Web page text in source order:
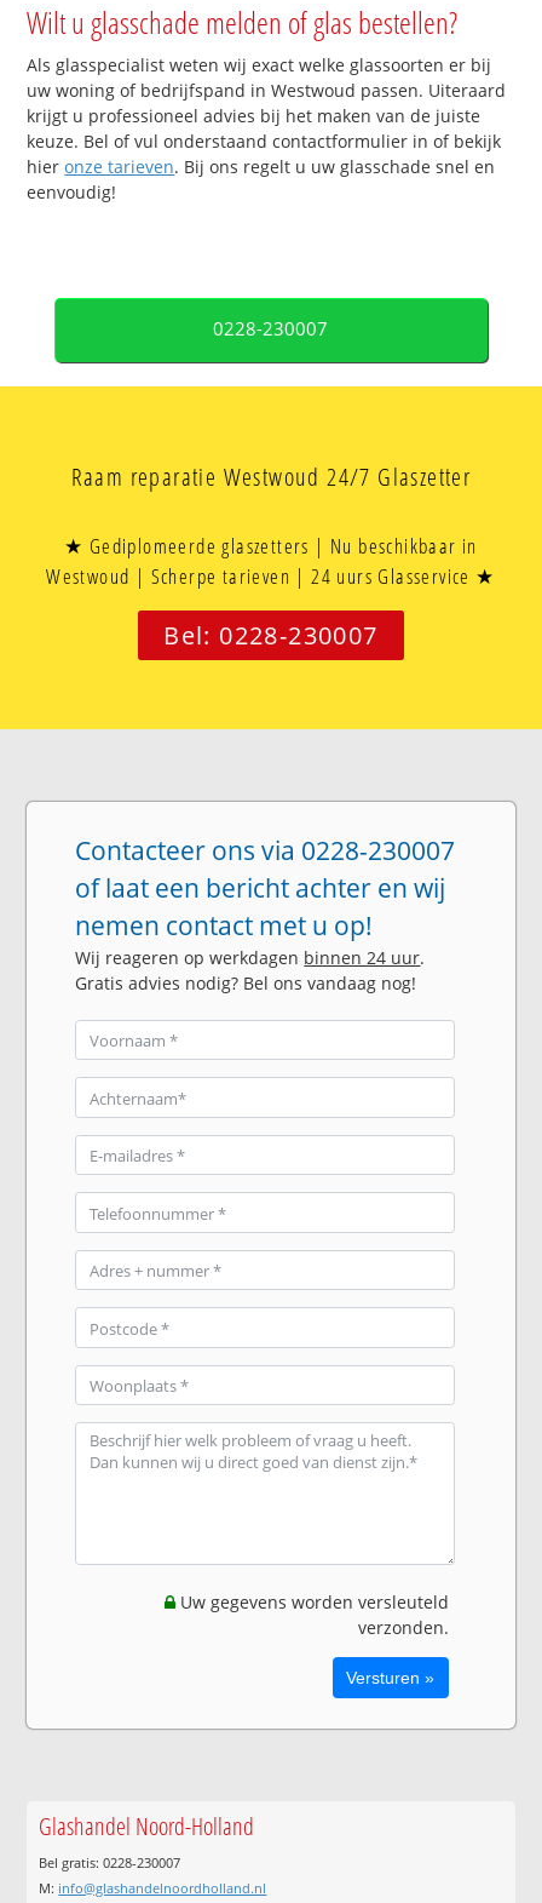
Wilt u glasschade melden of glas bestellen?
Als glasspecialist weten wij exact welke glassoorten er bij
uw woning of bedrijfspand in Westwoud passen. Uiteraard
krijgt u professioneel advies bij het maken van de juiste
keuze. Bel of vul onderstaand contactformulier in of bekijk
hieronze tarieven. Bij ons regelt u uw glasschade snel en
eenvoudig!
0228-230007
Raam reparatie Westwoud 24/7 Glaszetter
★ Gediplomeerde glaszetters | Nu beschikbaar in
Westwoud | Scherpe tarieven | 24 uurs Glasservice ★
Bel: 0228-230007
Contacteer ons via 0228-230007
of laat een bericht achter en wij
nemen contact met u op!
Wij reageren op werkdagen binnen 24 uur.
Gratis advies nodig? Bel ons vandaag nog!
Uw gegevens worden versleuteld
verzonden.
Glashandel Noord-Holland
Bel gratis: 0228-230007
M: info@glashandelnoordholland.nl